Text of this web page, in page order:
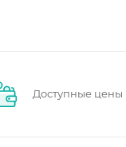
Доступные цены